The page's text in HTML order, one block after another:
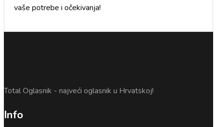
vaše potrebe i očekivanja!
Total Oglasnik - najveći oglasnik u Hrvatskoj!
Info